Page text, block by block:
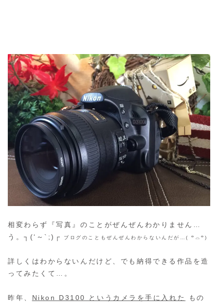
相変わらず『写真』のことがぜんぜんわかりません…
う。┐(‘～`;)┌
ブログのこともぜんぜんわからないんだが…( ꒪⌓꒪)
詳しくはわからないんだけど、でも納得できる作品を造
ってみたくて…。
昨年、 Nikon D3100 というカメラを手に入れた
もの